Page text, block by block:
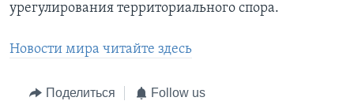
урегулирования территориального спора.
Новости мира читайте здесь
Поделиться Follow us